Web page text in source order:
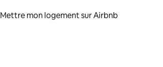
Mettre mon logement sur Airbnb